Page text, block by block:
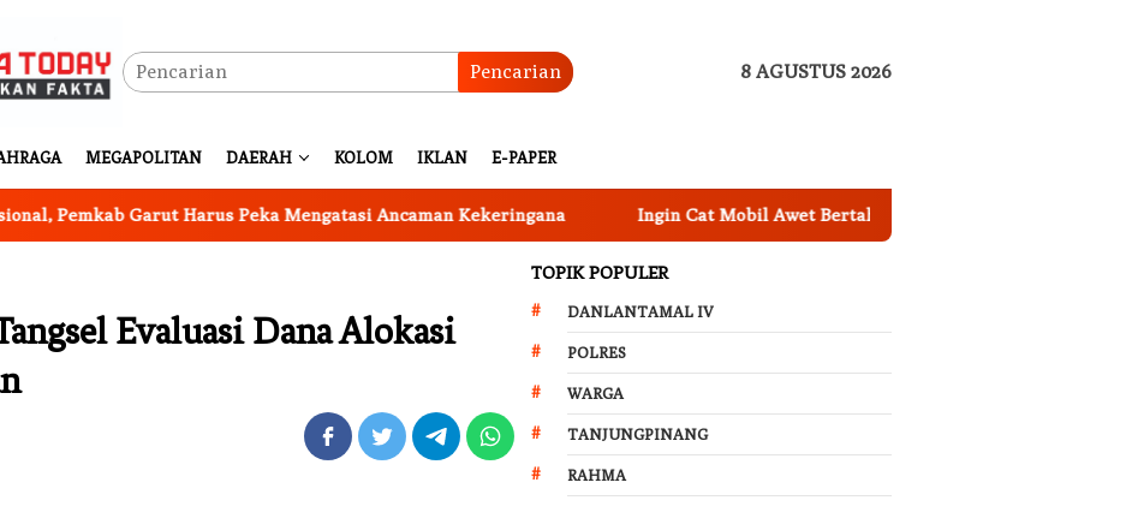
Pencarian 8 AGUSTUS 2026
MEGAPOLITAN DAERAH KOLOM IKLAN E-PAPER
Garut Harus Peka Mengatasi Ancaman Kekeringana Ingin Cat Mobil Awet Bertahun-tahun? Segera Nano Coating
Evaluasi Dana Alokasi
TOPIK POPULER
DANLANTAMAL IV
POLRES
WARGA
TANJUNGPINANG
RAHMA